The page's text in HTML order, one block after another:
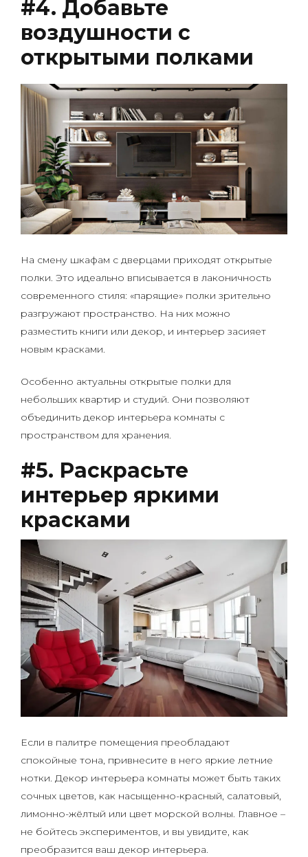
#4. Добавьте
воздушности с
открытыми полками
На смену шкафам с дверцами приходят открытые
полки. Это идеально вписывается в лаконичность
современного стиля: «парящие» полки зрительно
разгружают пространство. На них можно
разместить книги или декор, и интерьер засияет
новым красками.
Особенно актуальны открытые полки для
небольших квартир и студий. Они позволяют
объединить декор интерьера комнаты с
пространством для хранения.
#5. Раскрасьте
интерьер яркими
красками
Если в палитре помещения преобладают
спокойные тона, привнесите в него яркие летние
нотки. Декор интерьера комнаты может быть таких
сочных цветов, как насыщенно-красный, салатовый,
лимонно-жёлтый или цвет морской волны. Главное –
не бойтесь экспериментов, и вы увидите, как
преобразится ваш декор интерьера.